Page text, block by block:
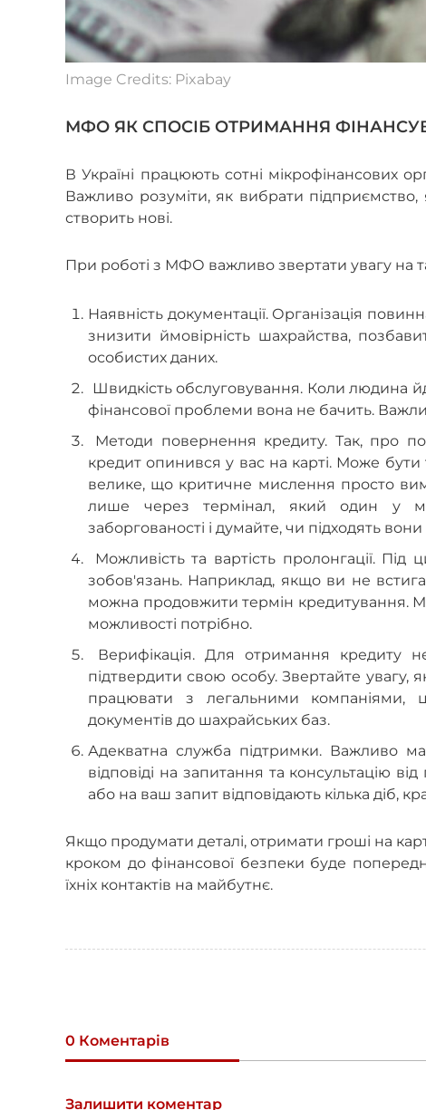
Image Credits: Pixabay
МФО ЯК СПОСІБ ОТРИМАННЯ
В Україні працюють сотні мікрофінансових
Важливо розуміти, як вибрати
створить нові.
При роботі з МФО важливо звертати увагу на
Наявність документації. Організація
знизити ймовірність шахрайства,
особистих даних.
Швидкість обслуговування. Коли людина
фінансової проблеми вона не бачить.
Методи повернення кредиту. Так, про
кредит опинився у вас на карті. Може бути
велике, що критичне мислення просто
лише через термінал, який один у
заборгованості і думайте, чи підходять
Можливість та вартість пролонгації.
зобов'язань. Наприклад, якщо ви не
можна продовжити термін кредитування.
можливості потрібно.
Верифікація. Для отримання кредиту
підтвердити свою особу. Звертайте увагу,
працювати з легальними компаніями,
документів до шахрайських баз.
Адекватна служба підтримки. Важливо
відповіді на запитання та консультацію
або на ваш запит відповідають кілька
Якщо продумати деталі, отримати гроші на
кроком до фінансової безпеки буде
їхніх контактів на майбутнє.
0 Коментарів
Залишити коментар